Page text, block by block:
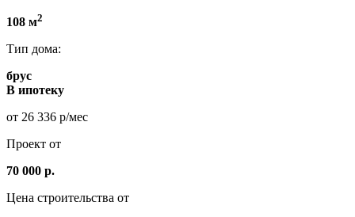
108 м2
Тип дома:
брус
В ипотеку
от 26 336 р/мес
Проект от
70 000 р.
Цена строительства от